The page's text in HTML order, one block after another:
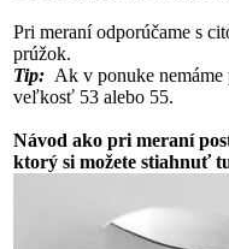
Pri meraní odporúčame s
prúžok.
Tip: Ak v ponuke
veľkosť 53 alebo 55.
Návod ako pri meraní
ktorý si možete stiahnuť